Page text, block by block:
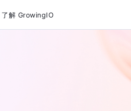
了解 GrowingIO